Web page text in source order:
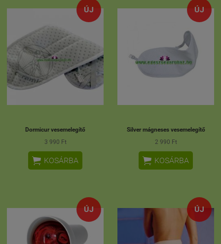
ÚJ
Dormicur vesemelegítő
3 990 Ft
 KOSÁRBA
ÚJ
Silver mágneses vesemelegítő
2 990 Ft
 KOSÁRBA
ÚJ ÚJ